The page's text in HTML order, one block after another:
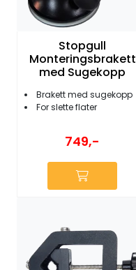
Stopgull
Monteringsbrakett
med Sugekopp
Brakett med sugekopp
For slette flater
749,-